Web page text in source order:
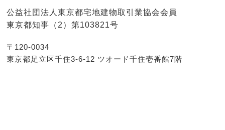
公益社団法人東京都宅地建物取引業協会会員
東京都知事（2）第103821号
〒120-0034
東京都足立区千住3-6-12 ツオード千住壱番館7階